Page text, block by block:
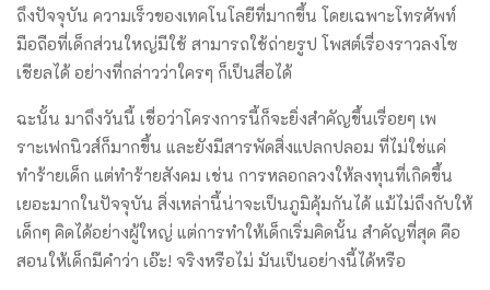
ถึงปัจจุบัน ความเร็วของเทคโนโลยีที่มากขึ้น โดยเฉพาะโทรศัพท์
มือถือที่เด็กส่วนใหญ่มีใช้ สามารถใช้ถ่ายรูป โพสต์เรื่องราวลงโซ
เชียลได้ อย่างที่กล่าวว่าใครๆ ก็เป็นสื่อได้
ฉะนั้น มาถึงวันนี้ เชื่อว่าโครงการนี้ก็จะยิ่งสำคัญขึ้นเรื่อยๆ เพ
ราะเฟกนิวส์ก็มากขึ้น และยังมีสารพัดสิ่งแปลกปลอม ที่ไม่ใช่แค่
ทำร้ายเด็ก แต่ทำร้ายสังคม เช่น การหลอกลวงให้ลงทุนที่เกิดขึ้น
เยอะมากในปัจจุบัน สิ่งเหล่านี้น่าจะเป็นภูมิคุ้มกันได้ แม้ไม่ถึงกับให้
เด็กๆ คิดได้อย่างผู้ใหญ่ แต่การทำให้เด็กเริ่มคิดนั้น สำคัญที่สุด คือ
สอนให้เด็กมีคำว่า เอ๊ะ! จริงหรือไม่ มันเป็นอย่างนี้ได้หรือ